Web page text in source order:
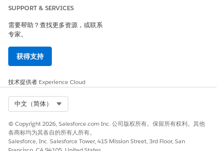
SUPPORT & SERVICES
需要帮助？查找更多资源，或联系
专家。
获得支持
技术提供者 Experience Cloud
中文（简体）
© Copyright 2026, Salesforce.com Inc. 公司版权所有。保留所有权利。其他
各商标均为其各自的所有人所有。
Salesforce, Inc. Salesforce Tower, 415 Mission Street, 3rd Floor, San